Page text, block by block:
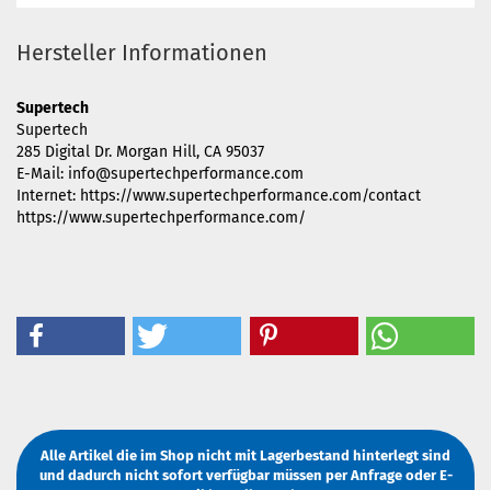
Hersteller Informationen
Supertech
Supertech
285 Digital Dr. Morgan Hill, CA 95037
E-Mail: info@supertechperformance.com
Internet: https://www.supertechperformance.com/contact
https://www.supertechperformance.com/
Alle Artikel die im Shop nicht mit Lagerbestand hinterlegt sind
und dadurch nicht sofort verfügbar müssen per AnfrageoderE-